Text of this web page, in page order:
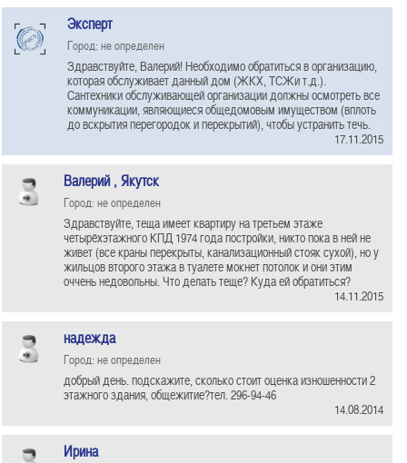
Эксперт
Город: не определен
Здравствуйте, Валерий! Необходимо обратиться в организацию,
которая обслуживает данный дом (ЖКХ, ТСЖи т.д.).
Сантехники обслуживающей организации должны осмотреть все
коммуникации, являющиеся общедомовым имуществом (вплоть
до вскрытия перегородок и перекрытий), чтобы устранить течь.
17.11.2015
Валерий , Якутск
Город: не определен
Здравствуйте, теща имеет квартиру на третьем этаже
четырёхэтажного КПД 1974 года постройки, никто пока в ней не
живет (все краны перекрыты, канализационный стояк сухой), но у
жильцов второго этажа в туалете мокнет потолок и они этим
оччень недовольны. Что делать теще? Куда ей обратиться?
14.11.2015
надежда
Город: не определен
добрый день. подскажите, сколько стоит оценка изношенности 2
этажного здания, общежитие?тел. 296-94-46
14.08.2014
Ирина